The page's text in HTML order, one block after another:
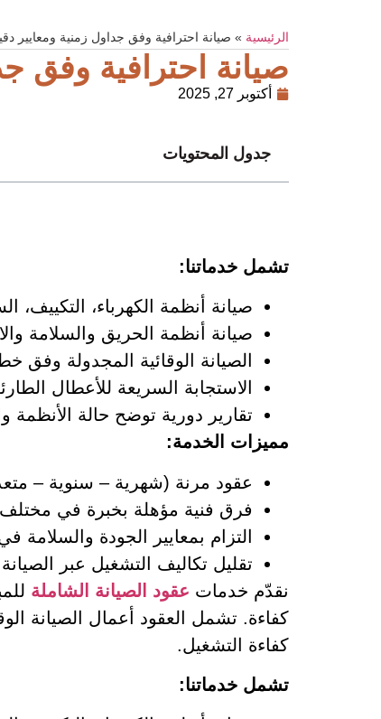
الرئيسية » صيانة احترافية وفق جداول زمنية ومعايير
صيانة احترافية وفق
أكتوبر 27, 2025
جدول المحتويات
تشمل خدماتنا:
صيانة أنظمة الكهرباء، التكييف،
صيانة أنظمة الحريق والسلامة
الصيانة الوقائية المجدولة وفق
الاستجابة السريعة للأعطال
تقارير دورية توضح حالة الأنظمة
مميزات الخدمة:
عقود مرنة (شهرية – سنوية –
فرق فنية مؤهلة بخبرة في مختلف
التزام بمعايير الجودة والسلامة
تقليل تكاليف التشغيل عبر
نقدّم خدمات عقود الصيانة الشاملة
كفاءة. تشمل العقود أعمال الصيانة
كفاءة التشغيل.
تشمل خدماتنا: